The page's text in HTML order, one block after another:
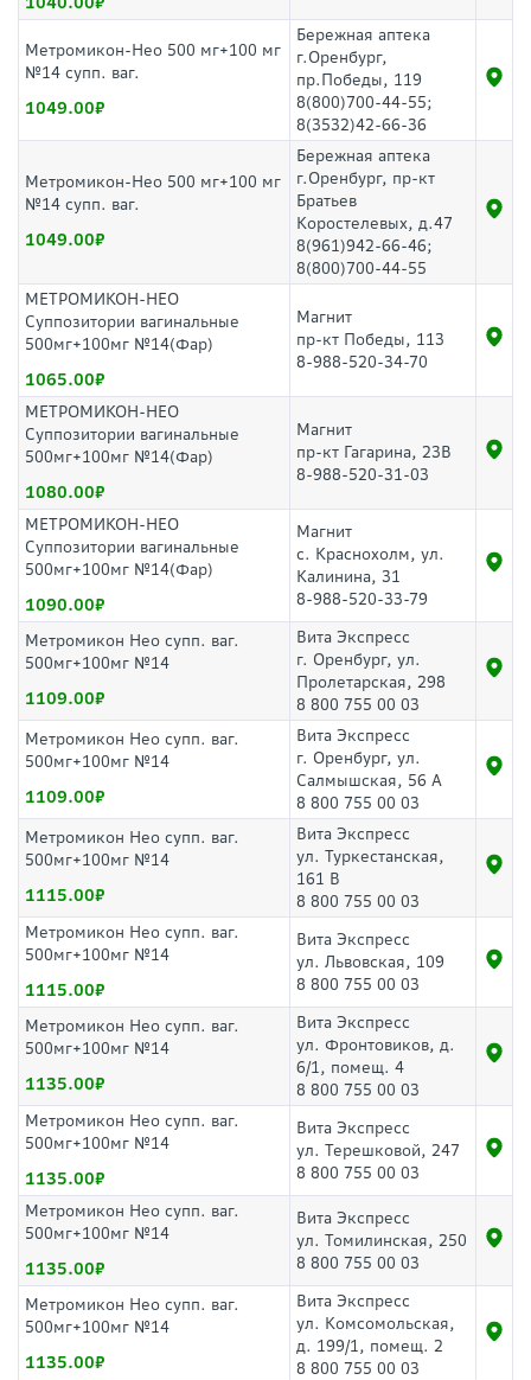
Метромикон-Нео 500 мг+100 мг
№14 супп. ваг.
1049.00
Бережная аптека
г.Оренбург,
пр.Победы, 119
8(800)700-44-55;
8(3532)42-66-36
Метромикон-Нео 500 мг+100 мг
№14 супп. ваг.
1049.00
Бережная аптека
г.Оренбург, пр-кт
Братьев
Коростелевых, д.47
8(961)942-66-46;
8(800)700-44-55
МЕТРОМИКОН-НЕО
Суппозитории вагинальные
500мг+100мг №14(Фар)
1065.00
Магнит
пр-кт Победы, 113
8-988-520-34-70
МЕТРОМИКОН-НЕО
Суппозитории вагинальные
500мг+100мг №14(Фар)
1080.00
Магнит
пр-кт Гагарина, 23В
8-988-520-31-03
МЕТРОМИКОН-НЕО
Суппозитории вагинальные
500мг+100мг №14(Фар)
1090.00
Магнит
с. Краснохолм, ул.
Калинина, 31
8-988-520-33-79
Метромикон Нео супп. ваг.
500мг+100мг №14
1109.00
Вита Экспресс
г. Оренбург, ул.
Пролетарская, 298
8 800 755 00 03
Метромикон Нео супп. ваг.
500мг+100мг №14
1109.00
Вита Экспресс
г. Оренбург, ул.
Салмышская, 56 А
8 800 755 00 03
Метромикон Нео супп. ваг.
500мг+100мг №14
1115.00
Вита Экспресс
ул. Туркестанская,
161 В
8 800 755 00 03
Метромикон Нео супп. ваг.
500мг+100мг №14
1115.00
Вита Экспресс
ул. Львовская, 109
8 800 755 00 03
Метромикон Нео супп. ваг.
500мг+100мг №14
1135.00
Вита Экспресс
ул. Фронтовиков, д.
6/1, помещ. 4
8 800 755 00 03
Метромикон Нео супп. ваг.
500мг+100мг №14
1135.00
Вита Экспресс
ул. Терешковой, 247
8 800 755 00 03
Метромикон Нео супп. ваг.
500мг+100мг №14
1135.00
Вита Экспресс
ул. Томилинская, 250
8 800 755 00 03
Метромикон Нео супп. ваг.
500мг+100мг №14
1135.00
Вита Экспресс
ул. Комсомольская,
д. 199/1, помещ. 2
8 800 755 00 03